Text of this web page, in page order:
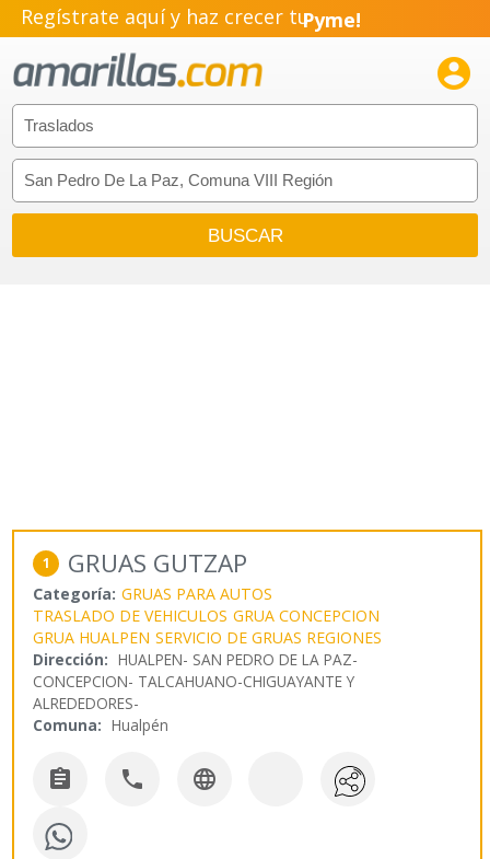
Regístrate aquí y haz crecer tuPyme!
Emprendimiento!

1 GRUAS GUTZAP
Categoría: GRUAS PARA AUTOS
TRASLADO DE VEHICULOS GRUA CONCEPCION
GRUA HUALPEN SERVICIO DE GRUAS REGIONES
Dirección: HUALPEN- SAN PEDRO DE LA PAZ-
CONCEPCION- TALCAHUANO-CHIGUAYANTE Y
ALREDEDORES-
Comuna: Hualpén
  